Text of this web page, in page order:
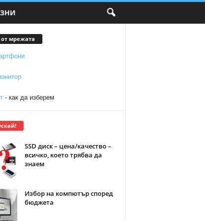
от мрежата
- как да изберем
SSD диск – цена/качество –
всичко, което трябва да
знаем
Избор на компютър според
бюджета